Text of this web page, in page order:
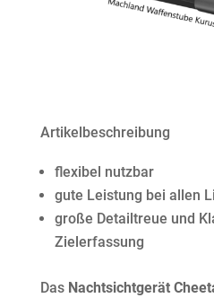
Artikelbeschreibung
flexibel nutzbar
gute Leistung bei allen
große Detailtreue und
Zielerfassung
Das Nachtsichtgerät